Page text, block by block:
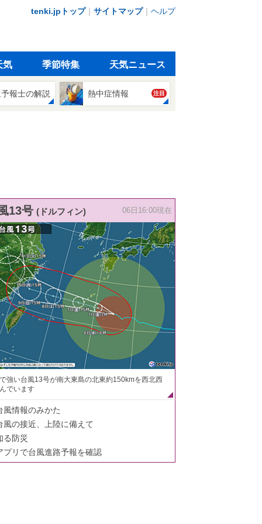
tenki.jpトップ｜ サイトマップ｜ ヘルプ
気 季節特集 天気ニュース
報士の解説 熱中症情報 注目
13号 (ドルフィン) 06日16:00現在
強い台風13号が南大東島の北東約150kmを西北西
でいます
風情報のみかた
風の接近、上陸に備えて
る防災
プリで台風進路予報を確認